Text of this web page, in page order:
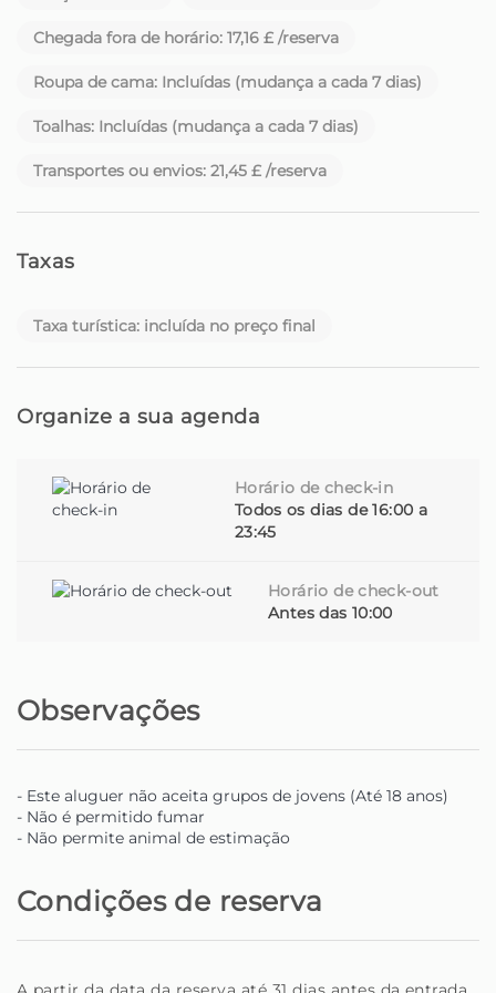
Cada estadia é pensada ao detalhe para ser especial e
hóspede é recebido como um velho amigo.
disponibilizamos ainda, mediante solicitação, serviços
atividades, experiências personalizadas e muito mais -
um proprietário à procura de quem cuide da sua casa
Madeira.
Chegada fora de horário: 17,16 £ /reserva
Roupa de cama: Incluídas (mudança a cada 7 dias)
Toalhas: Incluídas (mudança a cada 7 dias)
Transportes ou envios: 21,45 £ /reserva
Taxas
Taxa turística: incluída no preço final
Organize a sua agenda
Horário de check-in
Todos os dias de 16:00 a
23:45
Horário de check-out
Antes das 10:00
Observações
- Este aluguer não aceita grupos de jovens (Até 18 anos)
- Não é permitido fumar
- Não permite animal de estimação
Condições de reserva